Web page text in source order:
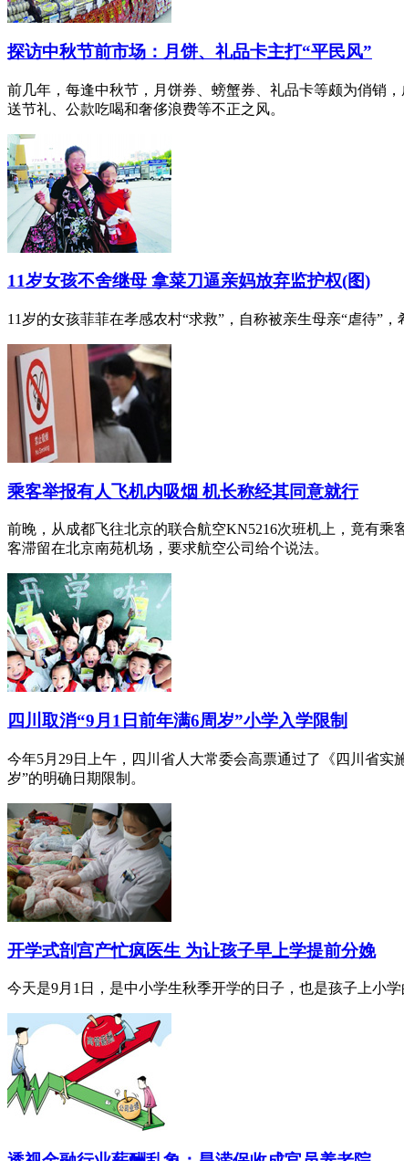
探访中秋节前市场：月饼、礼品卡主打“平民风”
前几年，每逢中秋节，月饼券、螃蟹券、礼品卡等颇为俏销
送节礼、公款吃喝和奢侈浪费等不正之风。
11岁女孩不舍继母 拿菜刀逼亲妈放弃监护权(图)
11岁的女孩菲菲在孝感农村“求救”，自称被亲生母亲“虐待”
乘客举报有人飞机内吸烟 机长称经其同意就行
前晚，从成都飞往北京的联合航空KN5216次班机上，竟有
客滞留在北京南苑机场，要求航空公司给个说法。
四川取消“9月1日前年满6周岁”小学入学限制
今年5月29日上午，四川省人大常委会高票通过了《四川省
岁”的明确日期限制。
开学式剖宫产忙疯医生 为让孩子早上学提前分娩
今天是9月1日，是中小学生秋季开学的日子，也是孩子上小